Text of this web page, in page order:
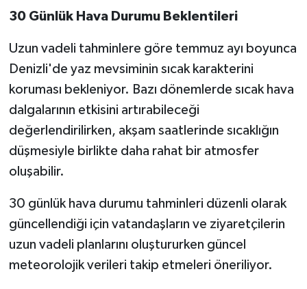
30 Günlük Hava Durumu Beklentileri
Uzun vadeli tahminlere göre temmuz ayı boyunca
Denizli'de yaz mevsiminin sıcak karakterini
koruması bekleniyor. Bazı dönemlerde sıcak hava
dalgalarının etkisini artırabileceği
değerlendirilirken, akşam saatlerinde sıcaklığın
düşmesiyle birlikte daha rahat bir atmosfer
oluşabilir.
30 günlük hava durumu tahminleri düzenli olarak
güncellendiği için vatandaşların ve ziyaretçilerin
uzun vadeli planlarını oluştururken güncel
meteorolojik verileri takip etmeleri öneriliyor.